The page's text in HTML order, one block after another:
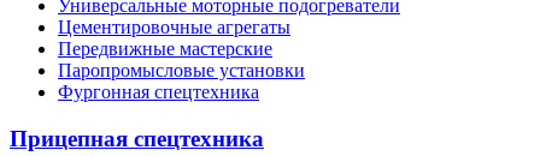
Универсальные моторные подогреватели
Цементировочные агрегаты
Передвижные мастерские
Паропромысловые установки
Фургонная спецтехника
Прицепная спецтехника